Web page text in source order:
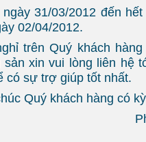
31/03/2012 đến
02/04/2012.
trên Quý khách
sản xin vui lòng liên hệ
có sự trợ giúp tốt nhất.
Quý khách hàng có